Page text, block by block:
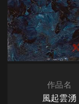
作品名
風起雲湧